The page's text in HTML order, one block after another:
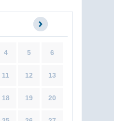
4 5 6
11 12 13
18 19 20